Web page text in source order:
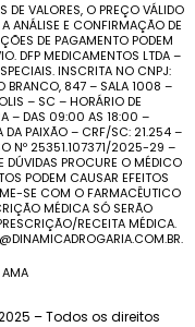
DE VALORES, O PREÇO VÁLIDO
ANÁLISE E CONFIRMAÇÃO DE
DE PAGAMENTO PODEM
DFP MEDICAMENTOS LTDA –
INSCRITA NO CNPJ:
BRANCO, 847 – SALA 1008 –
– SC – HORÁRIO DE
– DAS 09:00 AS 18:00 –
DA PAIXÃO – CRF/SC: 21.254 –
Nº 25351.107371/2025-29 –
PROCURE O MÉDICO
PODEM CAUSAR EFEITOS
SE COM O FARMACÊUTICO
MÉDICA SÓ SERÃO
RECEITA MÉDICA.
AMA
– Todos os direitos